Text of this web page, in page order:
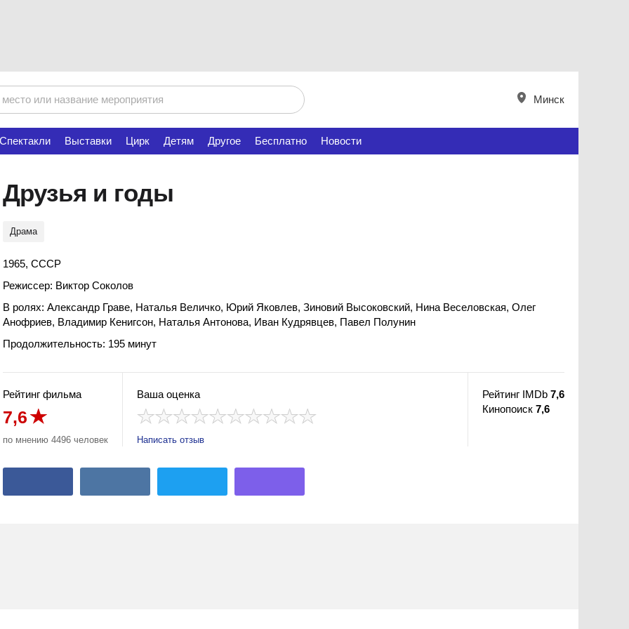
Минск
Спектакли Выставки Цирк Детям Другое Бесплатно Новости
Друзья и годы
Драма
1965, СССР
Режиссер: Виктор Соколов
В ролях: Александр Граве, Наталья Величко, Юрий Яковлев, Зиновий Высоковский, Нина Веселовская, Олег
Анофриев, Владимир Кенигсон, Наталья Антонова, Иван Кудрявцев, Павел Полунин
Продолжительность: 195 минут
Рейтинг фильма
7,6
по мнению 4496 человек
Ваша оценка
Написать отзыв
Рейтинг IMDb 7,6
Кинопоиск 7,6